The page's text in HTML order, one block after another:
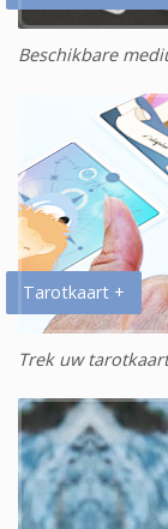
Beschikbare
Tarotkaart +
Trek uw tarotkaart